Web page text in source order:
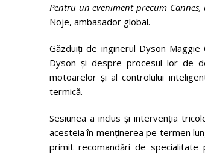
Pentru un eveniment precum
Noje, ambasador global.
Găzduiți de inginerul Dyson
Dyson și despre procesul lor de
motoarelor și al controlului
termică.
Sesiunea a inclus și intervenția
acesteia în menținerea pe termen
primit recomandări de specialitate